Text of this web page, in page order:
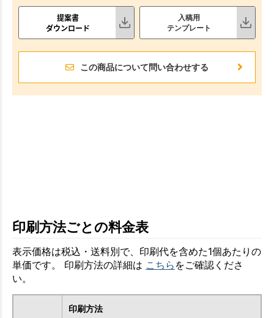
提案書
ダウンロード
入稿用
テンプレート
この商品について問い合わせする
印刷方法ごとの料金表
表示価格は税込・送料別で、印刷代を含めた1個あたりの
単価です。 印刷方法の詳細は こちら をご確認くださ
い。
印刷方法